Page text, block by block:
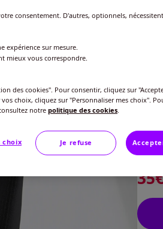
38
40 -
35
consentement. D'autres, optionnels,
expérience sur mesure.
mieux vous correspondre.
des cookies". Pour consentir, cliquez sur
choix, cliquez sur "Personnaliser mes choix".
notre politique des cookies.
choix Je refuse